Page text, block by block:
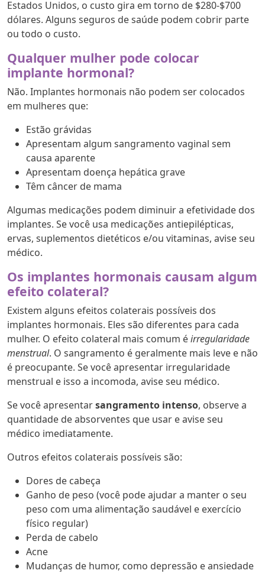
Estados Unidos, o custo gira em torno de $280-$700
dólares. Alguns seguros de saúde podem cobrir parte
ou todo o custo.
Qualquer mulher pode colocar
implante hormonal?
Não. Implantes hormonais não podem ser colocados
em mulheres que:
Estão grávidas
Apresentam algum sangramento vaginal sem
causa aparente
Apresentam doença hepática grave
Têm câncer de mama
Algumas medicações podem diminuir a efetividade dos
implantes. Se você usa medicações antiepilépticas,
ervas, suplementos dietéticos e/ou vitaminas, avise seu
médico.
Os implantes hormonais causam algum
efeito colateral?
Existem alguns efeitos colaterais possíveis dos
implantes hormonais. Eles são diferentes para cada
mulher. O efeito colateral mais comum éirregularidade
menstrual. O sangramento é geralmente mais leve e não
é preocupante. Se você apresentar irregularidade
menstrual e isso a incomoda, avise seu médico.
Se você apresentarsangramento intenso, observe a
quantidade de absorventes que usar e avise seu
médico imediatamente.
Outros efeitos colaterais possíveis são:
Dores de cabeça
Ganho de peso (você pode ajudar a manter o seu
peso com uma alimentação saudável e exercício
físico regular)
Perda de cabelo
Acne
Mudanças de humor, como depressão e ansiedade